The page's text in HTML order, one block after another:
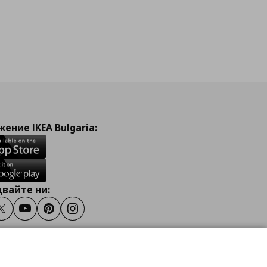
IKEA Bulgaria:
ни:
TwitterYoutubePinterestInstagram